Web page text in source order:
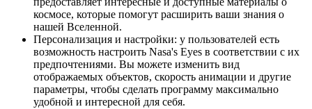
космосе, которые помогут расширить ваши знания о
нашей Вселенной.
Персонализация и настройки: у пользователей есть
возможность настроить Nasa's Eyes в соответствии с их
предпочтениями. Вы можете изменить вид
отображаемых объектов, скорость анимации и другие
параметры, чтобы сделать программу максимально
удобной и интересной для себя.